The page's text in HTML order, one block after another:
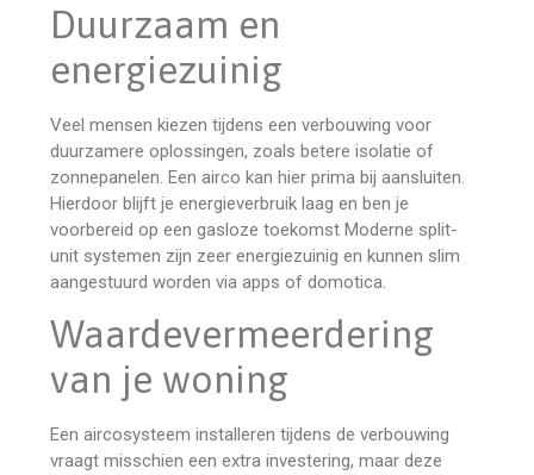
Duurzaam en
energiezuinig
Veel mensen kiezen tijdens een verbouwing voor
duurzamere oplossingen, zoals betere isolatie of
zonnepanelen. Een airco kan hier prima bij aansluiten.
Hierdoor blijft je energieverbruik laag en ben je
voorbereid op een gasloze toekomst Moderne split-
unit systemen zijn zeer energiezuinig en kunnen slim
aangestuurd worden via apps of domotica.
Waardevermeerdering
van je woning
Een aircosysteem installeren tijdens de verbouwing
vraagt misschien een extra investering, maar deze